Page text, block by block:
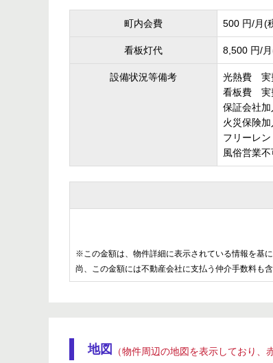
町内会費 500 円/月(
看板灯代 8,500 円/
設備状況等備考
光熱費 実
看板費 実
保証会社
火災保険
フリーレン
風俗営業不
※この金額は、物件詳細に表示されている情報を基
尚、この金額には不動産会社に支払う仲介手数料も含
地図 （物件周辺の地図を表示しており、